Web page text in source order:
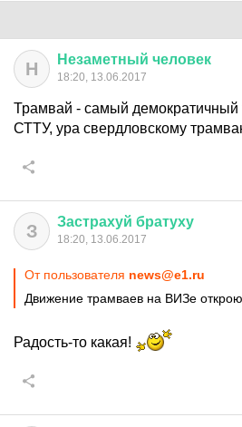
Н Незаметный человек
18:20, 13.06.2017
Трамвай - самый демократичный
СТТУ, ура свердловскому
З Застрахуй братуху
18:20, 13.06.2017
От пользователя news@e1.ru
Движение трамваев на ВИЗе
Радость-то какая!